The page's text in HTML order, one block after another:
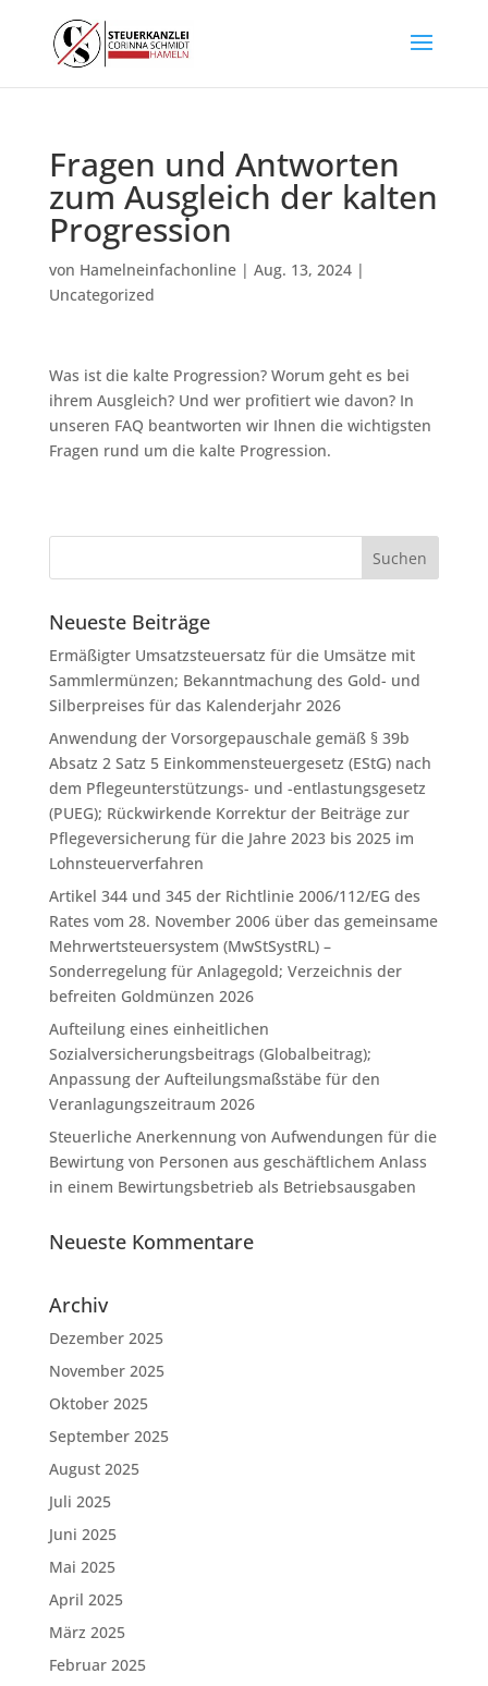
Fragen und Antworten
zum Ausgleich der kalten
Progression
von Hamelneinfachonline| Aug. 13, 2024|
Uncategorized
Was ist die kalte Progression? Worum geht es bei
ihrem Ausgleich? Und wer profitiert wie davon? In
unseren FAQ beantworten wir Ihnen die wichtigsten
Fragen rund um die kalte Progression.
Neueste Beiträge
Ermäßigter Umsatzsteuersatz für die Umsätze mit
Sammlermünzen; Bekanntmachung des Gold- und
Silberpreises für das Kalenderjahr 2026
Anwendung der Vorsorgepauschale gemäß § 39b
Absatz 2 Satz 5 Einkommensteuergesetz (EStG) nach
dem Pflegeunterstützungs- und -entlastungsgesetz
(PUEG); Rückwirkende Korrektur der Beiträge zur
Pflegeversicherung für die Jahre 2023 bis 2025 im
Lohnsteuerverfahren
Artikel 344 und 345 der Richtlinie 2006/112/EG des
Rates vom 28. November 2006 über das gemeinsame
Mehrwertsteuersystem (MwStSystRL) –
Sonderregelung für Anlagegold; Verzeichnis der
befreiten Goldmünzen 2026
Aufteilung eines einheitlichen
Sozialversicherungsbeitrags (Globalbeitrag);
Anpassung der Aufteilungsmaßstäbe für den
Veranlagungszeitraum 2026
Steuerliche Anerkennung von Aufwendungen für die
Bewirtung von Personen aus geschäftlichem Anlass
in einem Bewirtungsbetrieb als Betriebsausgaben
Neueste Kommentare
Archiv
Dezember 2025
November 2025
Oktober 2025
September 2025
August 2025
Juli 2025
Juni 2025
Mai 2025
April 2025
März 2025
Februar 2025